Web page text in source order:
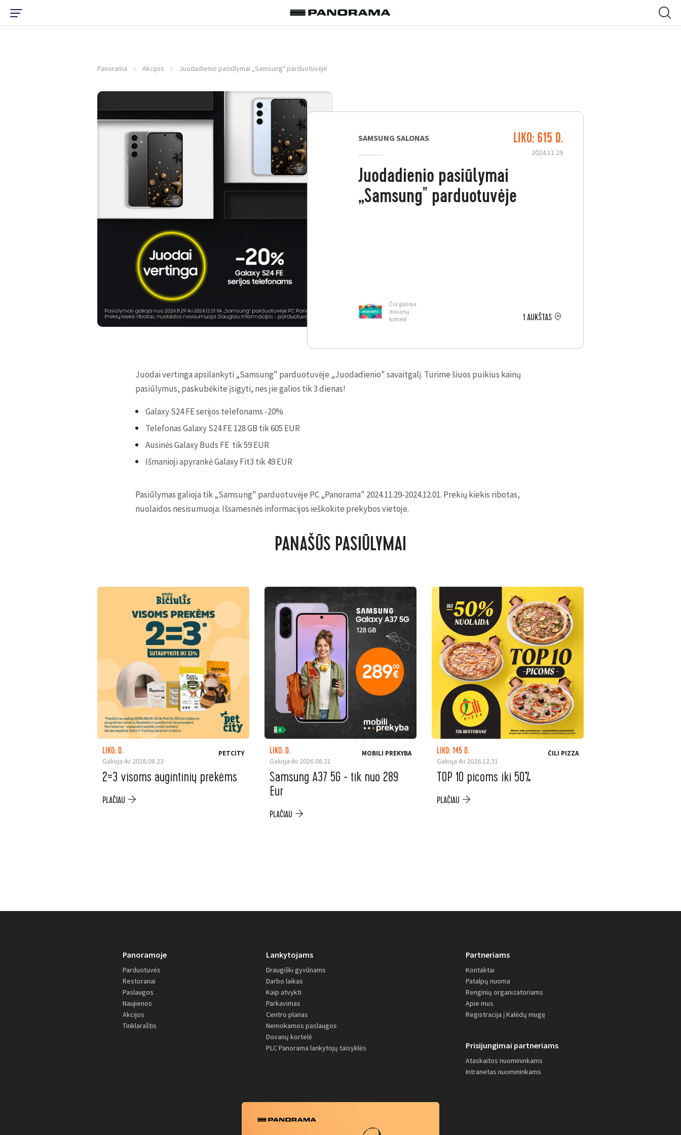
Panorama Akcijos Juodadienio pasiūlymai „Samsung" parduotuvėje
SAMSUNG SALONAS LIKO: 615 D.
2024.11.29
Juodadienio pasiūlymai
„Samsung" parduotuvėje
Čia galioja
dovanų
kortelė
1 AUKŠTAS
Juodai vertinga apsilankyti „Samsung" parduotuvėje „Juodadienio" savaitgalį. Turime šiuos puikius kainų
pasiūlymus, paskubėkite įsigyti, nes jie galios tik 3 dienas!
Galaxy S24 FE serijos telefonams -20%
Telefonas Galaxy S24 FE 128 GB tik 605 EUR
Ausinės Galaxy Buds FE tik 59 EUR
Išmanioji apyrankė Galaxy Fit3 tik 49 EUR
Pasiūlymas galioja tik „Samsung" parduotuvėje PC „Panorama" 2024.11.29-2024.12.01. Prekių kiekis ribotas,
nuolaidos nesisumuoja. Išsamesnės informacijos ieškokite prekybos vietoje.
PANAŠŪS PASIŪLYMAI
LIKO: D.
Galioja iki 2026.08.23
PETCITY
2=3 visoms augintinių prekėms
PLAČIAU
LIKO: D.
Galioja iki 2026.08.31
MOBILI PREKYBA
Samsung A37 5G - tik nuo 289
Eur
PLAČIAU
LIKO: 145 D.
Galioja iki 2026.12.31
ČILI PIZZA
TOP 10 picoms iki 50%
PLAČIAU
Panoramoje
Parduotuvės
Restoranai
Paslaugos
Naujienos
Akcijos
Tinklaraštis
Lankytojams
Draugiški gyvūnams
Darbo laikas
Kaip atvykti
Parkavimas
Centro planas
Nemokamos paslaugos
Dovanų kortelė
PLC Panorama lankytojų taisyklės
Partneriams
Kontaktai
Patalpų nuoma
Renginių organizatoriams
Apie mus
Registracija į Kalėdų mugę
Prisijungimai partneriams
Ataskaitos nuomininkams
Intranetas nuomininkams